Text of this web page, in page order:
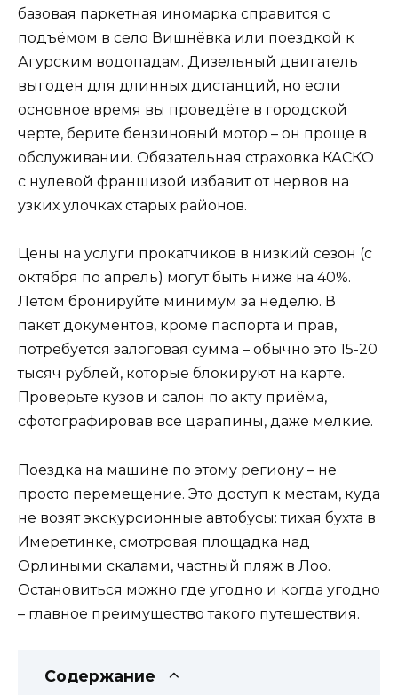
базовая паркетная иномарка справится с
подъёмом в село Вишнёвка или поездкой к
Агурским водопадам. Дизельный двигатель
выгоден для длинных дистанций, но если
основное время вы проведёте в городской
черте, берите бензиновый мотор – он проще в
обслуживании. Обязательная страховка КАСКО
с нулевой франшизой избавит от нервов на
узких улочках старых районов.
Цены на услуги прокатчиков в низкий сезон (с
октября по апрель) могут быть ниже на 40%.
Летом бронируйте минимум за неделю. В
пакет документов, кроме паспорта и прав,
потребуется залоговая сумма – обычно это 15-20
тысяч рублей, которые блокируют на карте.
Проверьте кузов и салон по акту приёма,
сфотографировав все царапины, даже мелкие.
Поездка на машине по этому региону – не
просто перемещение. Это доступ к местам, куда
не возят экскурсионные автобусы: тихая бухта в
Имеретинке, смотровая площадка над
Орлиными скалами, частный пляж в Лоо.
Остановиться можно где угодно и когда угодно
– главное преимущество такого путешествия.
Содержание